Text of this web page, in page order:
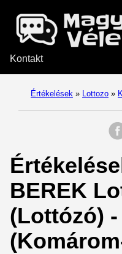
Kontakt
Értékelések » Lottozo »
BEREK
(Lottózó)